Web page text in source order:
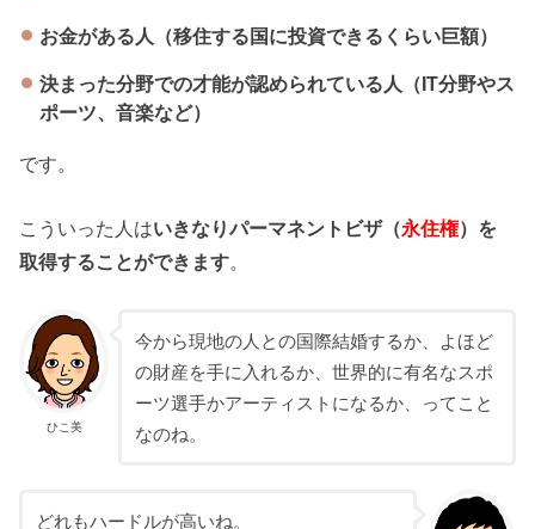
お金がある人（移住する国に投資できるくらい巨額）
決まった分野での才能が認められている人（IT分野やス
ポーツ、音楽など）
です。
こういった人はいきなりパーマネントビザ（永住権）を
取得することができます。
ひこ美
今から現地の人との国際結婚するか、よほど
の財産を手に入れるか、世界的に有名なスポ
ーツ選手かアーティストになるか、ってこと
なのね。
どれもハードルが高いね。